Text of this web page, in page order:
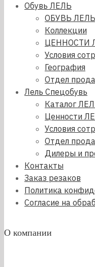
Обувь ЛЕЛЬ
ОБУВЬ
Коллекции
ЦЕННОСТИ
Условия
География
Отдел
Лель Спецобувь
Каталог
Ценности
Условия
Отдел
Дилеры и
Контакты
Заказ резаков
Политика
Согласие на
О компании